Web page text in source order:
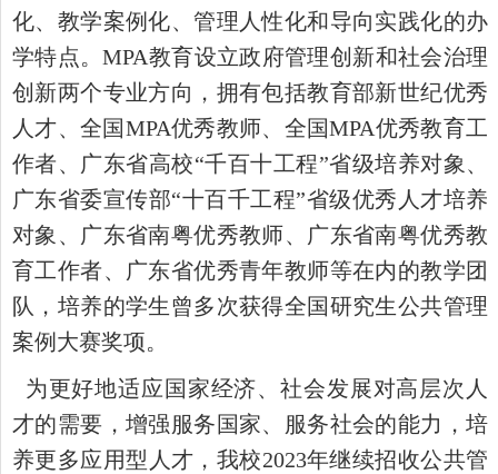
化、教学案例化、管理人性化和导向实践化的办
学特点。MPA教育设立政府管理创新和社会治理
创新两个专业方向，拥有包括教育部新世纪优秀
人才、全国MPA优秀教师、全国MPA优秀教育工
作者、广东省高校“千百十工程”省级培养对象、
广东省委宣传部“十百千工程”省级优秀人才培养
对象、广东省南粤优秀教师、广东省南粤优秀教
育工作者、广东省优秀青年教师等在内的教学团
队，培养的学生曾多次获得全国研究生公共管理
案例大赛奖项。
为更好地适应国家经济、社会发展对高层次人
才的需要，增强服务国家、服务社会的能力，培
养更多应用型人才，我校2023年继续招收公共管